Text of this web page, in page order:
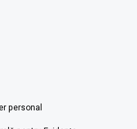
personal